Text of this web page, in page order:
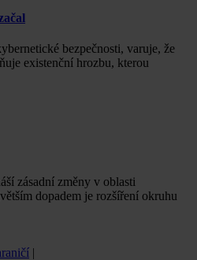
bezpečnosti, varuje, že
existenční hrozbu, kterou
zásadní změny v oblasti
dopadem je rozšíření okruhu
|